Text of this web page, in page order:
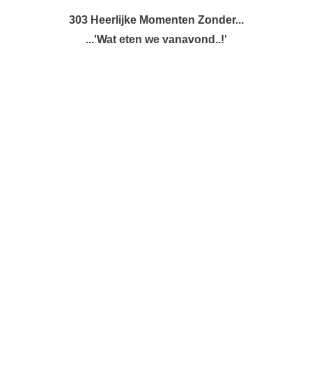
303 Heerlijke Momenten Zonder...
...'Wat eten we vanavond..!'